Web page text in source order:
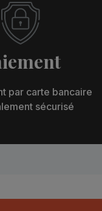
par carte bancaire
sécurisé